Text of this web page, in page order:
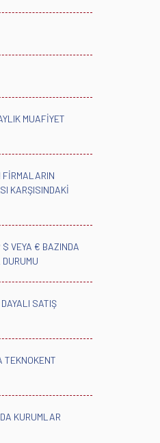
MUAFİYET
FİRMALARIN
KARŞISINDAKİ
$ VEYA € BAZINDA
SATIŞ
TEKNOKENT
KURUMLAR